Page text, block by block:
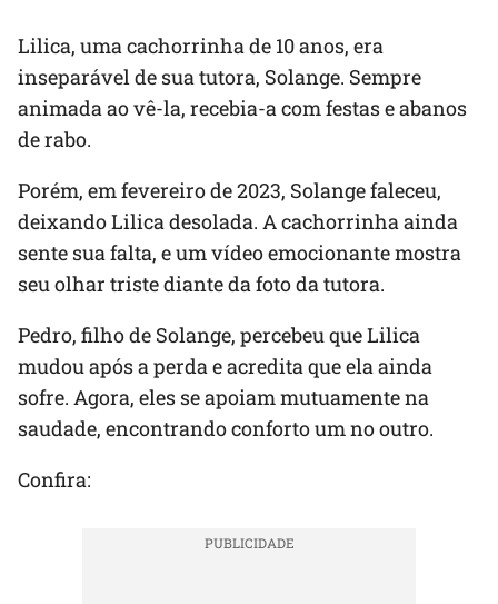
Lilica, uma cachorrinha de 10 anos, era
inseparável de sua tutora, Solange. Sempre
animada ao vê-la, recebia-a com festas e abanos
de rabo.
Porém, em fevereiro de 2023, Solange faleceu,
deixando Lilica desolada. A cachorrinha ainda
sente sua falta, e um vídeo emocionante mostra
seu olhar triste diante da foto da tutora.
Pedro, filho de Solange, percebeu que Lilica
mudou após a perda e acredita que ela ainda
sofre. Agora, eles se apoiam mutuamente na
saudade, encontrando conforto um no outro.
Confira: